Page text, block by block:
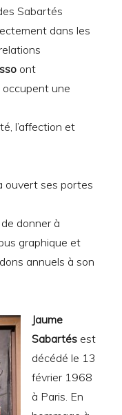
Sabartés
dans les
ont
une
l’affection et
ouvert ses portes
donner à
graphique et
annuels à son
Jaume
Sabartés est
décédé le 13
février 1968
à Paris. En